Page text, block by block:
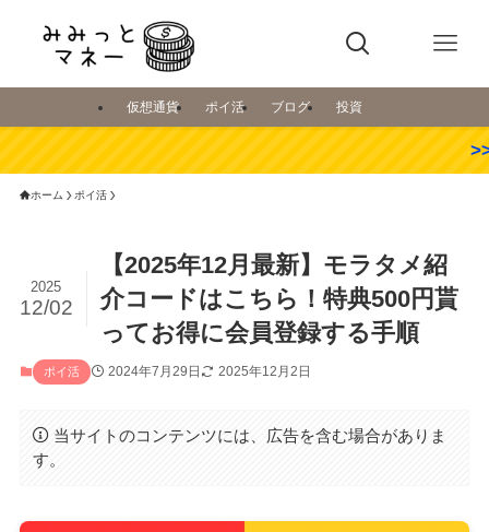
仮想通貨 ポイ活 ブログ 投資
>>>【最新】
ホーム ポイ活
【2025年12月最新】モラタメ紹
介コードはこちら！特典500円貰
ってお得に会員登録する手順
2025
12/02
ポイ活 2024年7月29日 2025年12月2日
当サイトのコンテンツには、広告を含む場合がありま
す。